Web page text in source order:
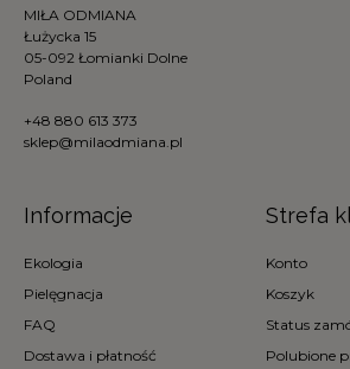
MIŁA ODMIANA
Łużycka 15
05-092 Łomianki Dolne
Poland
+48 880 613 373
sklep@milaodmiana.pl
Informacje
Ekologia
Pielęgnacja
FAQ
Dostawa i płatność
Strefa
Konto
Koszyk
Status
Polubione